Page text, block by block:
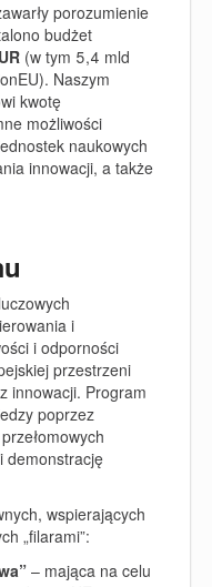
porozumienie
budżet
(w tym 5,4 mld
). Naszym
kwotę
możliwości
naukowych
innowacji, a także
i
i odporności
przestrzeni
innowacji. Program
poprzez
demonstrację
wspierających
„filarami”:
– mająca na celu